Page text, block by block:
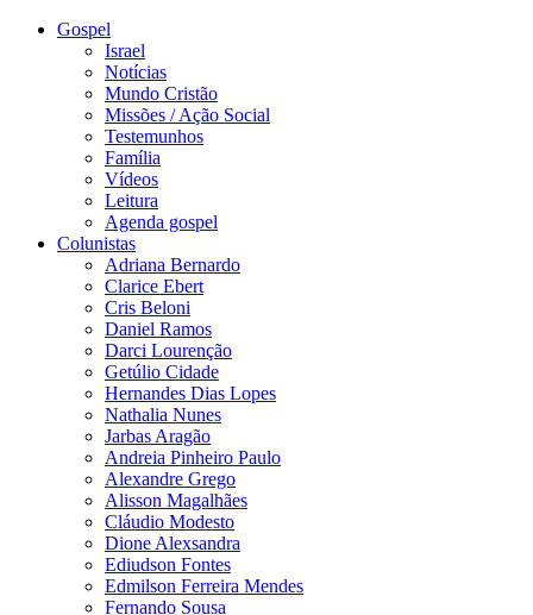
Gospel
Israel
Notícias
Mundo Cristão
Missões / Ação Social
Testemunhos
Família
Vídeos
Leitura
Agenda gospel
Colunistas
Adriana Bernardo
Clarice Ebert
Cris Beloni
Daniel Ramos
Darci Lourenção
Getúlio Cidade
Hernandes Dias Lopes
Nathalia Nunes
Jarbas Aragão
Andreia Pinheiro Paulo
Alexandre Grego
Alisson Magalhães
Cláudio Modesto
Dione Alexsandra
Ediudson Fontes
Edmilson Ferreira Mendes
Fernando Sousa